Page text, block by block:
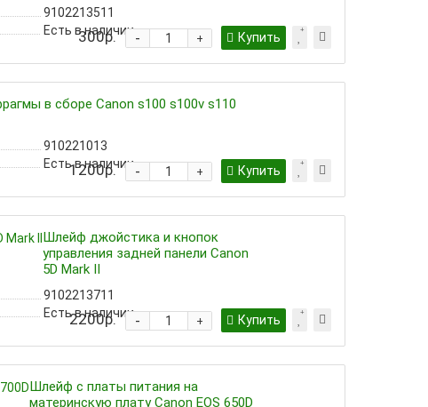
9102213511
Есть в наличии
300р. +
- Купить
в сборе Canon s100 s100v s110
910221013
Есть в наличии
1200р. +
- Купить
Шлейф джойстика и кнопок
управления задней панели Canon
5D Mark II
9102213711
Есть в наличии
2200р. +
- Купить
Шлейф с платы питания на
материнскую плату Canon EOS 650D